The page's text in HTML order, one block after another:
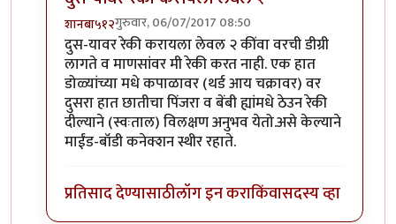
शानबा५१२गुरुवार, 06/07/2017 08:50
In reply toतुम्ही कट्याला या आणि हेbyप्रमोद देर्देकर
दुस-यावर रेकी करायला लेवल २ कींवा वरची डीग्री
लागते व माणसांवर मी रेकी करत नाही. एक हात
डोळ्यांच्या मधे कपाळावर (थर्ड आय चक्रावर) वर
दुसरा हात छातीचा पिंजरा व बेंबी ह्यांमधे ठेउन रेकी
दील्याने (स्वःताल) विलक्षण अनुभव येतो.असे केल्याने
माईंड-बॉडी कनेक्शन स्थीर रहाते.
प्रतिसाद देण्यासाठीलॉग इन कराकिंवासदस्य व्हा